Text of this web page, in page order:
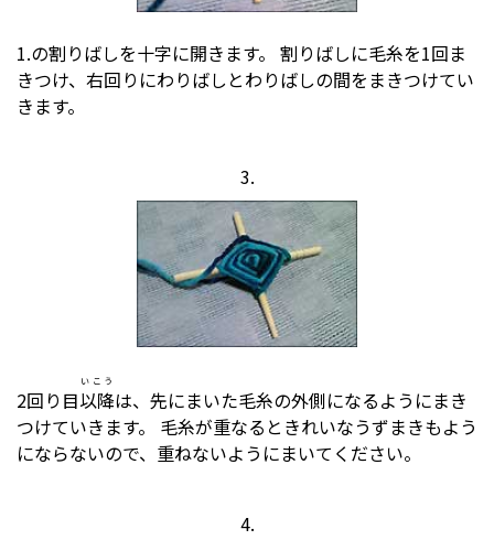
1.の割りばしを十字に開きます。 割りばしに毛糸を1回ま
きつけ、右回りにわりばしとわりばしの間をまきつけてい
きます。
3.
2回り目以降
いこう
は、先にまいた毛糸の外側になるようにまき
つけていきます。 毛糸が重なるときれいなうずまきもよう
にならないので、重ねないようにまいてください。
4.